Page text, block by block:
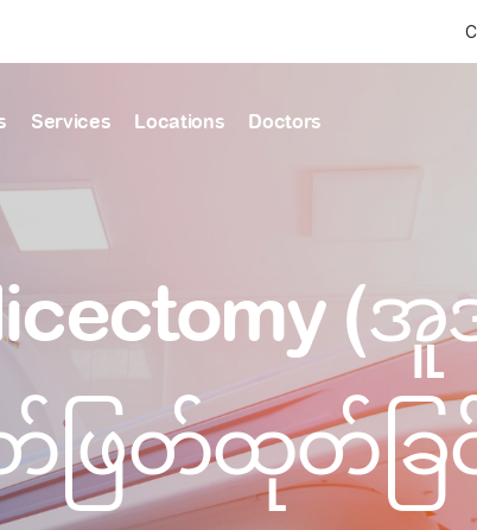
Health articles by first letter
A E
L
M N O P Q R S T U
V
W
X Y Z #
search by keyword
ALL ARTICLES
News &
Services
screening
Trusted care for
Primary
to elderly
needed
Locations
Dedicated to
healthcare services
Shin Saw Pu
A Top-Tier Primary
Local and Expatriate
Doctors
ဖြတ်ထုတ်ခြ